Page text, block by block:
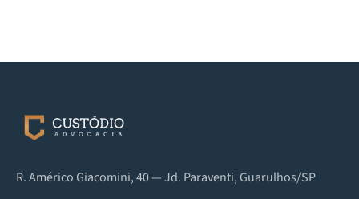
R. Américo Giacomini, 40 — Jd. Paraventi, Guarulhos/SP